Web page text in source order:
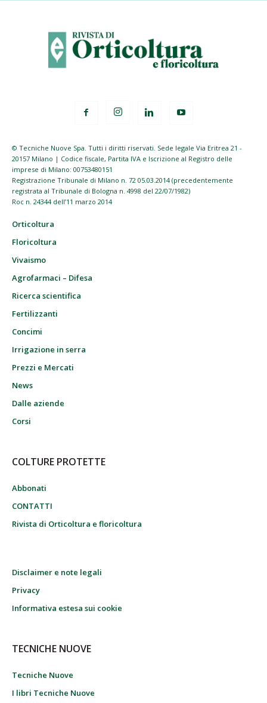
© Tecniche Nuove Spa. Tutti i diritti riservati. Sede legale Via Eritrea 21 -
20157 Milano | Codice fiscale, Partita IVA e Iscrizione al Registro delle
imprese di Milano: 00753480151
Registrazione Tribunale di Milano n. 72 05.03.2014 (precedentemente
registrata al Tribunale di Bologna n. 4998 del 22/07/1982)
Roc n. 24344 dell’11 marzo 2014
Orticoltura
Floricoltura
Vivaismo
Agrofarmaci – Difesa
Ricerca scientifica
Fertilizzanti
Concimi
Irrigazione in serra
Prezzi e Mercati
News
Dalle aziende
Corsi
COLTURE PROTETTE
Abbonati
CONTATTI
Rivista di Orticoltura e floricoltura
Disclaimer e note legali
Privacy
Informativa estesa sui cookie
TECNICHE NUOVE
Tecniche Nuove
I libri Tecniche Nuove